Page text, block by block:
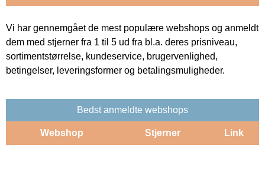
Vi har gennemgået de mest populære webshops og anmeldt
dem med stjerner fra 1 til 5 ud fra bl.a. deres prisniveau,
sortimentstørrelse, kundeservice, brugervenlighed,
betingelser, leveringsformer og betalingsmuligheder.
Bedst anmeldte webshops
Webshop Stjerner Link